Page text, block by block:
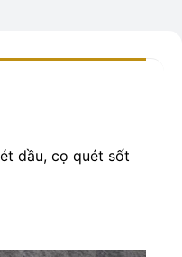
dầu, cọ quét sốt